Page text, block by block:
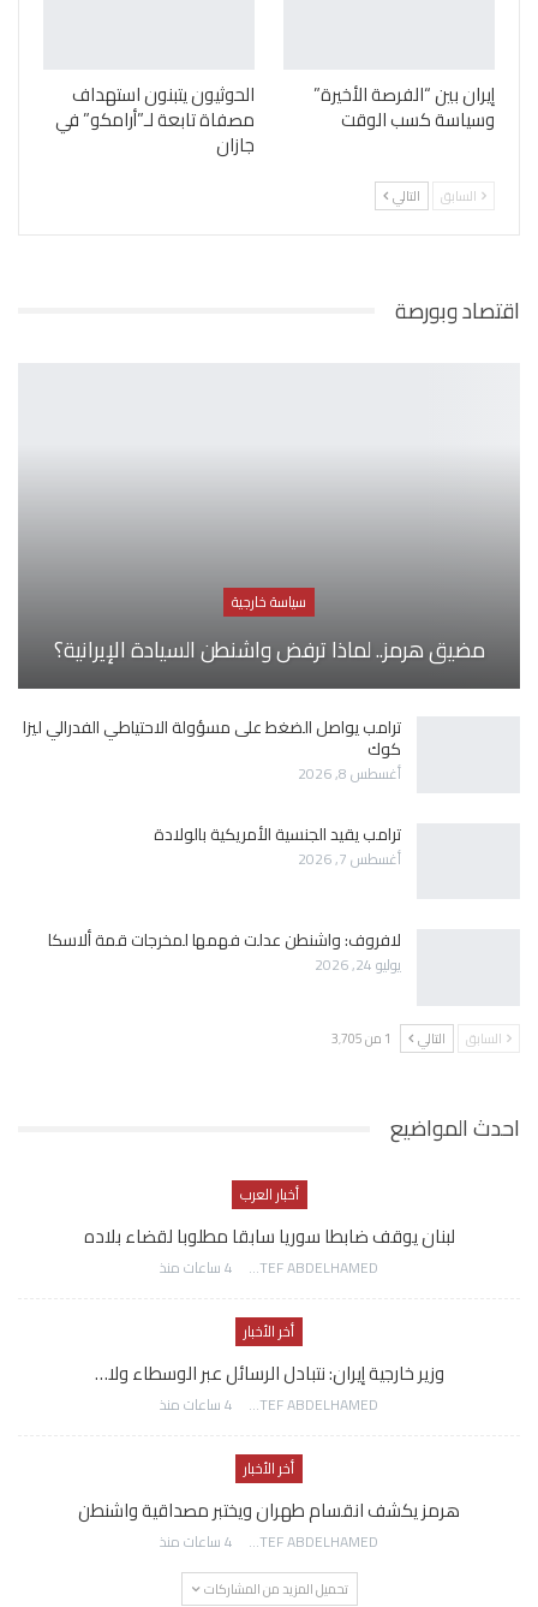
إيران بين “الفرصة الأخيرة”
وسياسة كسب الوقت
الحوثيون يتبنون استهداف
مصفاة تابعة لـ”أرامكو” في
جازان
السابق التالي
اقتصاد وبورصة
سياسة خارجية
مضيق هرمز.. لماذا ترفض واشنطن السيادة الإيرانية؟
ترامب يواصل الضغط على مسؤولة الاحتياطي الفدرالي ليزا
كوك
أغسطس 8, 2026
ترامب يقيد الجنسية الأمريكية بالولادة
أغسطس 7, 2026
لافروف: واشنطن عدلت فهمها لمخرجات قمة ألاسكا
يوليو 24, 2026
السابق التالي 1 من 3٬705
احدث المواضيع
أخبار العرب
لبنان يوقف ضابطا سوريا سابقا مطلوبا لقضاء بلاده
AWATEF ABDELHAMED 4 ساعات منذ
أخر الأخبار
وزير خارجية إيران: نتبادل الرسائل عبر الوسطاء ولا…
AWATEF ABDELHAMED 4 ساعات منذ
أخر الأخبار
هرمز يكشف انقسام طهران ويختبر مصداقية واشنطن
AWATEF ABDELHAMED 4 ساعات منذ
تحميل المزيد من المشاركات